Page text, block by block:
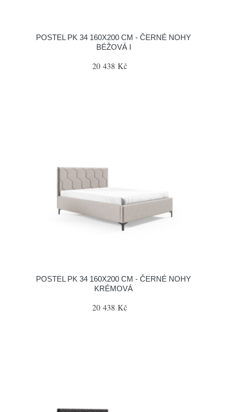
POSTEL PK 34 160X200 CM - ČERNÉ NOHY
BÉŽOVÁ I
20 438 Kč
POSTEL PK 34 160X200 CM - ČERNÉ NOHY
KRÉMOVÁ
20 438 Kč